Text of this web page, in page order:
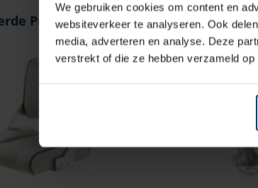
We gebruiken cookies om content en
websiteverkeer te analyseren. Ook
media, adverteren en analyse. Deze
verstrekt of die ze hebben verzameld
Producten